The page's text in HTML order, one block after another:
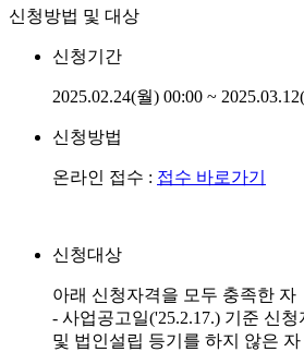
신청방법 및 대상
신청기간
2025.02.24(월) 00:00 ~
신청방법
온라인 접수 : 접수 바로가기
신청대상
아래 신청자격을 모두 충족한 자
- 사업공고일('25.2.17.) 기준 신
및 법인설립 등기를 하지 않은 자